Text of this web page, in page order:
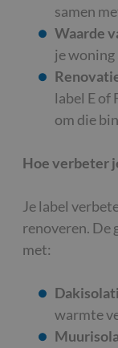
samen
Waarde
je
label E of
om die
Hoe verbeter
Je label
renoveren. De
met:
warmte